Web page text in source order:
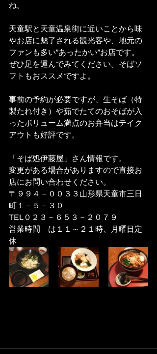
ね。
天童駅と天童温泉街に近いことから味
やお店に魅了される観光客や、地元の
ファンも多い”あったかい”お店です。
ぜひ足を運んでみてください。そばソ
フトもおススメですよ。
事前の予約が必要ですが、生そば（特
製たれ付き）や茹でたてのおそばが入
ったボリューム満点のお弁当はテイク
アウトも好評です。
「そば処伊藤屋」さん情報です。
変更がある場合がありますので直接お
店にお問い合わせください。
〒９９４－００３３山形県天童市三日
町１－５－３０
TEL０２３－６５３－２０７９
営業時間　は１１～２１時、月曜日定
休